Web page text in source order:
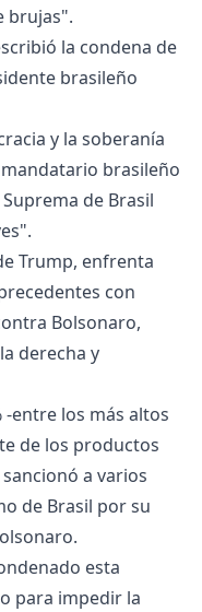
brujas".
la condena de
brasileño
y la soberanía
brasileño
de Brasil
Trump, enfrenta
con
Bolsonaro,
derecha y
-entre los más altos
de los productos
a varios
de Brasil por su
esta
para impedir la